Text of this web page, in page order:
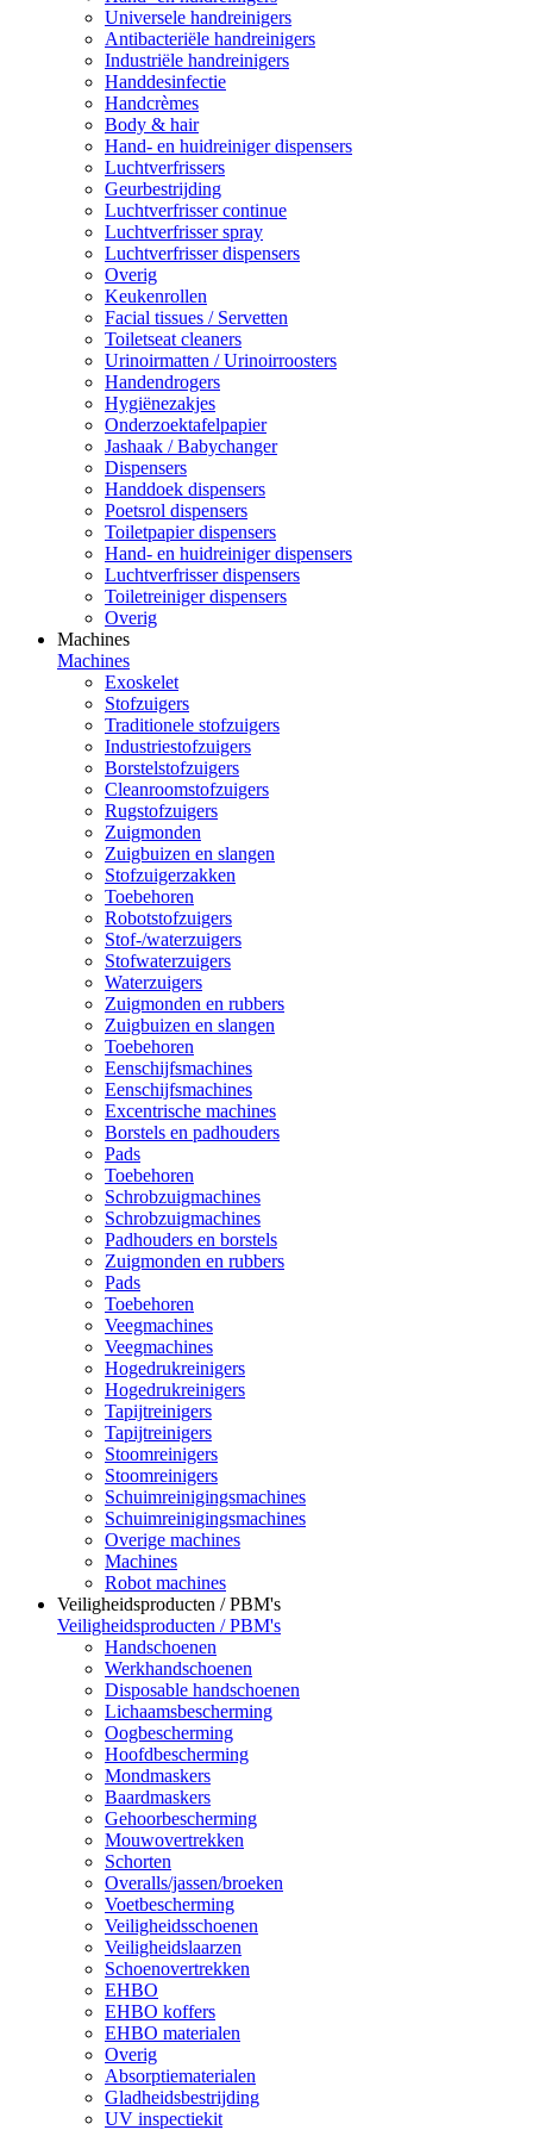
Universele handreinigers
Antibacteriële handreinigers
Industriële handreinigers
Handdesinfectie
Handcrèmes
Body & hair
Hand- en huidreiniger dispensers
Luchtverfrissers
Geurbestrijding
Luchtverfrisser continue
Luchtverfrisser spray
Luchtverfrisser dispensers
Overig
Keukenrollen
Facial tissues / Servetten
Toiletseat cleaners
Urinoirmatten / Urinoirroosters
Handendrogers
Hygiënezakjes
Onderzoektafelpapier
Jashaak / Babychanger
Dispensers
Handdoek dispensers
Poetsrol dispensers
Toiletpapier dispensers
Hand- en huidreiniger dispensers
Luchtverfrisser dispensers
Toiletreiniger dispensers
Overig
Machines
Machines
Exoskelet
Stofzuigers
Traditionele stofzuigers
Industriestofzuigers
Borstelstofzuigers
Cleanroomstofzuigers
Rugstofzuigers
Zuigmonden
Zuigbuizen en slangen
Stofzuigerzakken
Toebehoren
Robotstofzuigers
Stof-/waterzuigers
Stofwaterzuigers
Waterzuigers
Zuigmonden en rubbers
Zuigbuizen en slangen
Toebehoren
Eenschijfsmachines
Eenschijfsmachines
Excentrische machines
Borstels en padhouders
Pads
Toebehoren
Schrobzuigmachines
Schrobzuigmachines
Padhouders en borstels
Zuigmonden en rubbers
Pads
Toebehoren
Veegmachines
Veegmachines
Hogedrukreinigers
Hogedrukreinigers
Tapijtreinigers
Tapijtreinigers
Stoomreinigers
Stoomreinigers
Schuimreinigingsmachines
Schuimreinigingsmachines
Overige machines
Machines
Robot machines
Veiligheidsproducten / PBM's
Veiligheidsproducten / PBM's
Handschoenen
Werkhandschoenen
Disposable handschoenen
Lichaamsbescherming
Oogbescherming
Hoofdbescherming
Mondmaskers
Baardmaskers
Gehoorbescherming
Mouwovertrekken
Schorten
Overalls/jassen/broeken
Voetbescherming
Veiligheidsschoenen
Veiligheidslaarzen
Schoenovertrekken
EHBO
EHBO koffers
EHBO materialen
Overig
Absorptiematerialen
Gladheidsbestrijding
UV inspectiekit